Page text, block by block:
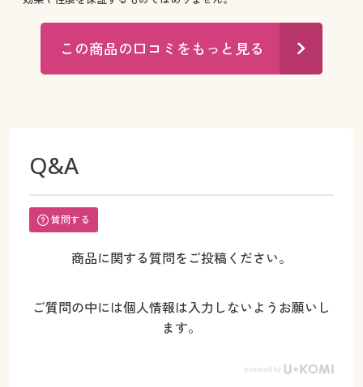
この商品の口コミをもっと見る
Q&A
質問する
商品に関する質問をご投稿ください。
ご質問の中には個人情報は入力しないようお願いし
ます。